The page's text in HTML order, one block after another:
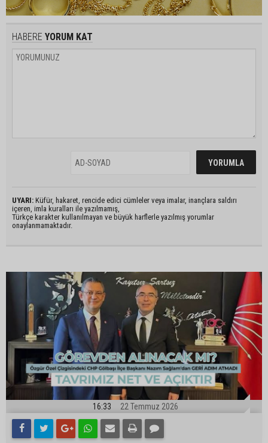
HABERE YORUM KAT
UYARI: Küfür, hakaret, rencide edici cümleler veya imalar, inançlara saldırı
içeren, imla kuralları ile yazılmamış,
Türkçe karakter kullanılmayan ve büyük harflerle yazılmış yorumlar
onaylanmamaktadır.
16:33 22 Temmuz 2026